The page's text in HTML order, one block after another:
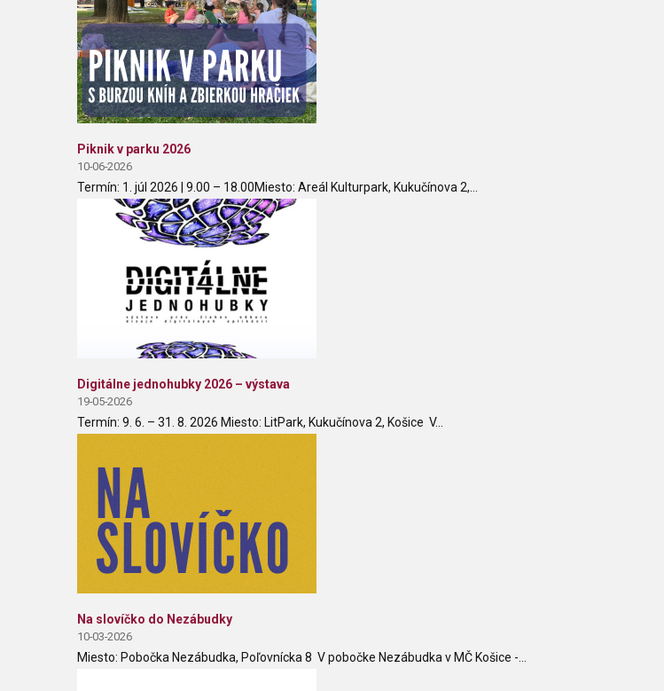
Piknik v parku 2026
10-06-2026
Termín: 1. júl 2026 | 9.00 – 18.00Miesto: Areál Kulturpark, Kukučínova 2,...
Digitálne jednohubky 2026 – výstava
19-05-2026
Termín: 9. 6. – 31. 8. 2026 Miesto: LitPark, Kukučínova 2, Košice V...
Na slovíčko do Nezábudky
10-03-2026
Miesto: Pobočka Nezábudka, Poľovnícka 8 V pobočke Nezábudka v MČ Košice -...